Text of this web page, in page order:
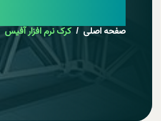
صفحه اصلی کرک نرم افزار آفیس